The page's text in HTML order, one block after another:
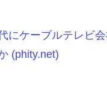
にケーブルテレビ
(phity.net)